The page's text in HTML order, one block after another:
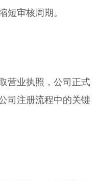
短审核周期。
营业执照，公司正式
司注册流程中的关键